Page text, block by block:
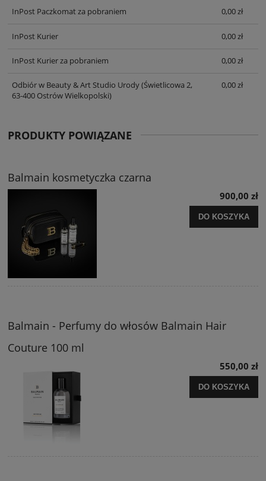
InPost Paczkomat za pobraniem 0,00 zł
InPost Kurier 0,00 zł
InPost Kurier za pobraniem 0,00 zł
Odbiór w Beauty & Art Studio Urody(Świetlicowa 2,
63-400 Ostrów Wielkopolski)
0,00 zł
PRODUKTY POWIĄZANE
Balmain kosmetyczka czarna
900,00 zł
DO KOSZYKA
Balmain - Perfumy do włosów Balmain Hair
Couture 100 ml
550,00 zł
DO KOSZYKA